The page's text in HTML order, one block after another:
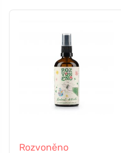
Rozvoněno